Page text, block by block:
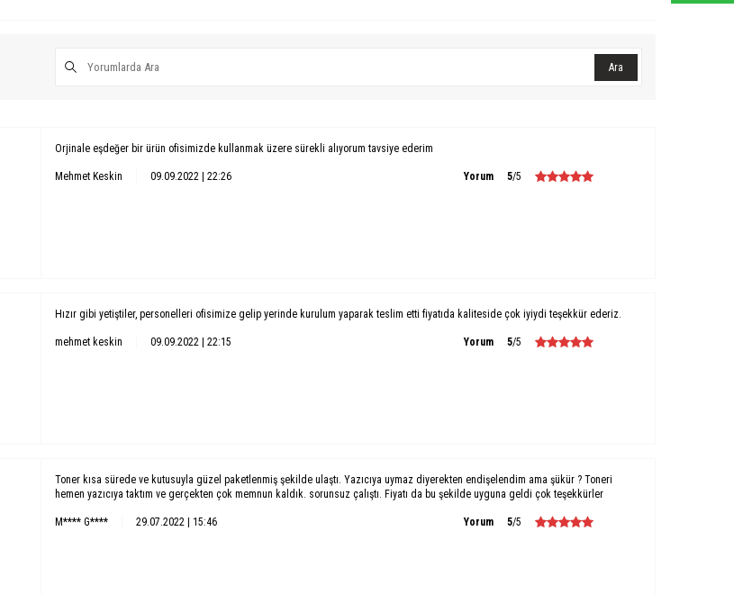
Ara
Orjinale eşdeğer bir ürün ofisimizde kullanmak üzere sürekli alıyorum tavsiye ederim
Mehmet Keskin 09.09.2022 | 22:26 Yorum 5/5
Hızır gibi yetiştiler, personelleri ofisimize gelip yerinde kurulum yaparak teslim etti fiyatıda kaliteside çok iyiydi teşekkür ederiz.
mehmet keskin 09.09.2022 | 22:15 Yorum 5/5
Toner kısa sürede ve kutusuyla güzel paketlenmiş şekilde ulaştı. Yazıcıya uymaz diyerekten endişelendim ama şükür ? Toneri
hemen yazıcıya taktım ve gerçekten çok memnun kaldık. sorunsuz çalıştı. Fiyatı da bu şekilde uyguna geldi çok teşekkürler
M**** G**** 29.07.2022 | 15:46 Yorum 5/5